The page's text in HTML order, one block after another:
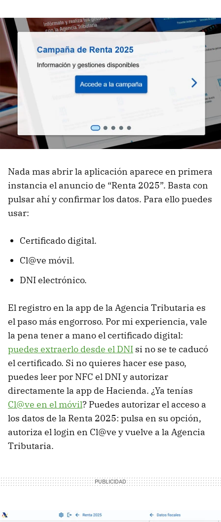
Nada mas abrir la aplicación aparece en primera
instancia el anuncio de “Renta 2025”. Basta con
pulsar ahí y confirmar los datos. Para ello puedes
usar:
Certificado digital.
Cl@ve móvil.
DNI electrónico.
El registro en la app de la Agencia Tributaria es
el paso más engorroso. Por mi experiencia, vale
la pena tener a mano el certificado digital:
puedes extraerlo desde el DNI si no se te caducó
el certificado. Si no quieres hacer ese paso,
puedes leer por NFC el DNI y autorizar
directamente la app de Hacienda. ¿Ya tenías
Cl@ve en el móvil? Puedes autorizar el acceso a
los datos de la Renta 2025: pulsa en su opción,
autoriza el login en Cl@ve y vuelve a la Agencia
Tributaria.